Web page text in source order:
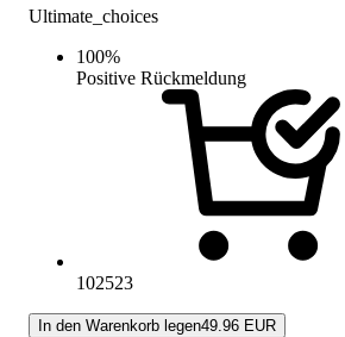
Ultimate_choices
100%
Positive Rückmeldung
102523
In den Warenkorb legen49.96 EUR